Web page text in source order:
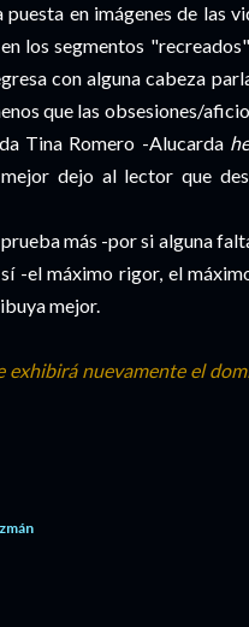
en imágenes de las
los segmentos
con alguna cabeza
que las obsesiones/
Tina Romero -Alucarda
dejo al lector que
más -por si alguna
-el máximo rigor, el
mejor.
nuevamente el